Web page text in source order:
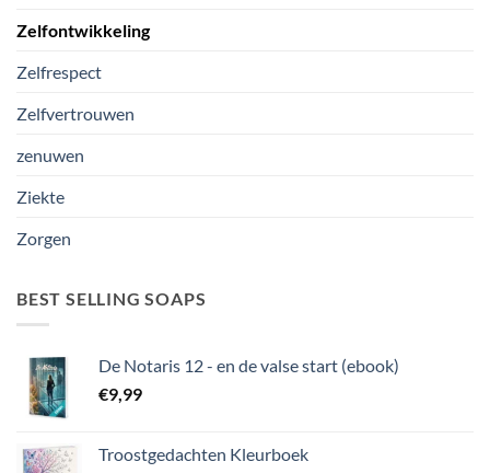
Zelfontwikkeling
Zelfrespect
Zelfvertrouwen
zenuwen
Ziekte
Zorgen
BEST SELLING SOAPS
De Notaris 12 - en de valse start (ebook)
€9,99
Troostgedachten Kleurboek